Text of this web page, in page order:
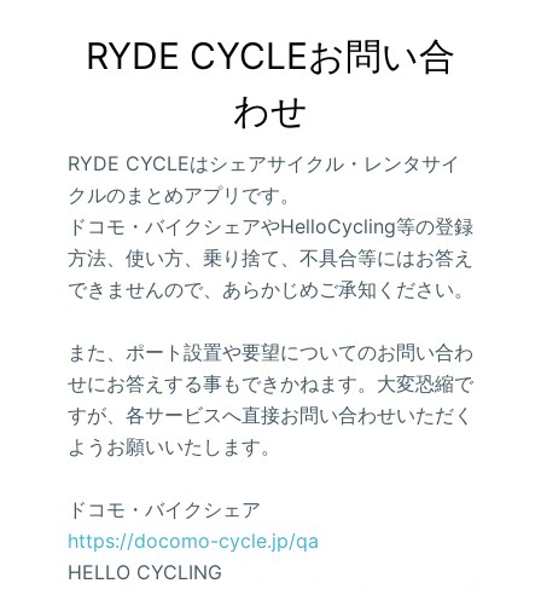
RYDE CYCLEお問い合
わせ
RYDE CYCLEはシェアサイクル・レンタサイ
クルのまとめアプリです。
ドコモ・バイクシェアやHelloCycling等の登録
方法、使い方、乗り捨て、不具合等にはお答え
できませんので、あらかじめご承知ください。
また、ポート設置や要望についてのお問い合わ
せにお答えする事もできかねます。大変恐縮で
すが、各サービスへ直接お問い合わせいただく
ようお願いいたします。
ドコモ・バイクシェア
https://docomo-cycle.jp/qa
HELLO CYCLING